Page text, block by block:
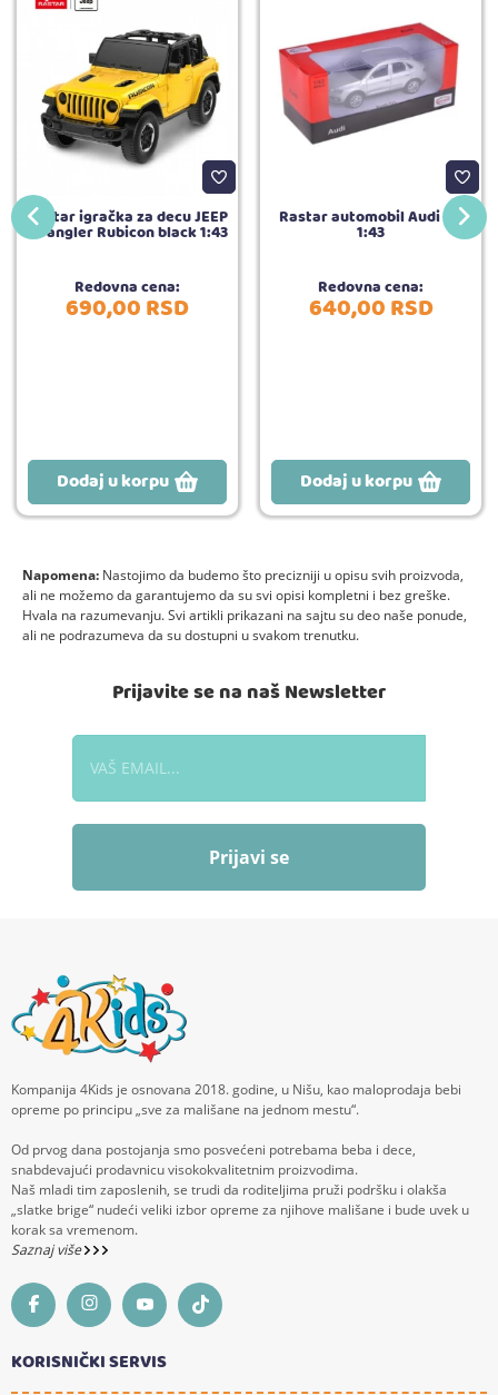
Rastar igračka za decu JEEP
Wrangler Rubicon black 1:43
Redovna cena:
690,00RSD
Dodaj u korpu
Rastar automobil Audi Q3
1:43
Redovna cena:
640,00RSD
Dodaj u korpu
Napomena: Nastojimo da budemo što precizniji u opisu svih proizvoda,
ali ne možemo da garantujemo da su svi opisi kompletni i bez greške.
Hvala na razumevanju. Svi artikli prikazani na sajtu su deo naše ponude,
ali ne podrazumeva da su dostupni u svakom trenutku.
Prijavite se na naš Newsletter
Prijavi se
Kompanija 4Kids je osnovana 2018. godine, u Nišu, kao maloprodaja bebi
opreme po principu „sve za mališane na jednom mestu“.
Od prvog dana postojanja smo posvećeni potrebama beba i dece,
snabdevajući prodavnicu visokokvalitetnim proizvodima.
Naš mladi tim zaposlenih, se trudi da roditeljima pruži podršku i olakša
„slatke brige“ nudeći veliki izbor opreme za njihove mališane i bude uvek u
korak sa vremenom.
Saznaj više
KORISNIČKI SERVIS